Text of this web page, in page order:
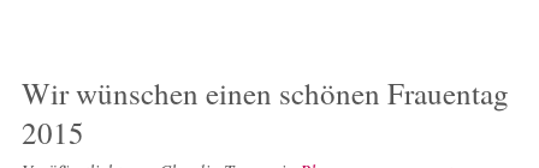
Wir wünschen einen schönen Frauentag
2015